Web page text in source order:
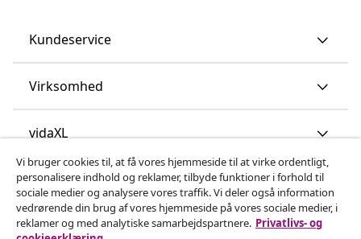
Kundeservice
Virksomhed
vidaXL
Opdag mere
Vi bruger cookies til, at få vores hjemmeside til at virke ordentligt,
personalisere indhold og reklamer, tilbyde funktioner i forhold til
sociale medier og analysere vores traffik. Vi deler også information
vedrørende din brug af vores hjemmeside på vores sociale medier, i
reklamer og med analytiske samarbejdspartnere. Privatlivs- og